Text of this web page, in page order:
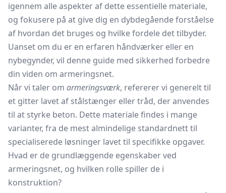
igennem alle aspekter af dette essentielle materiale,
og fokusere på at give dig en dybdegående forståelse
af hvordan det bruges og hvilke fordele det tilbyder.
Uanset om du er en erfaren håndværker eller en
nybegynder, vil denne guide med sikkerhed forbedre
din viden om armeringsnet.
Når vi taler om armeringsværk, refererer vi generelt til
et gitter lavet af stålstænger eller tråd, der anvendes
til at styrke beton. Dette materiale findes i mange
varianter, fra de mest almindelige standardnett til
specialiserede løsninger lavet til specifikke opgaver.
Hvad er de grundlæggende egenskaber ved
armeringsnet, og hvilken rolle spiller de i
konstruktion?